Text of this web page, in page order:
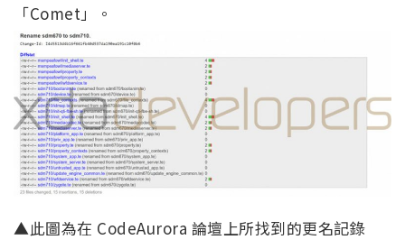
「Comet」。
▲此圖為在 CodeAurora 論壇上所找到的更名記錄